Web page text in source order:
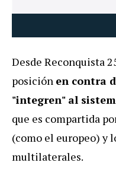
Desde Reconquista
posición en contra
"integren" al
que es compartida
(como el europeo) y
multilaterales.